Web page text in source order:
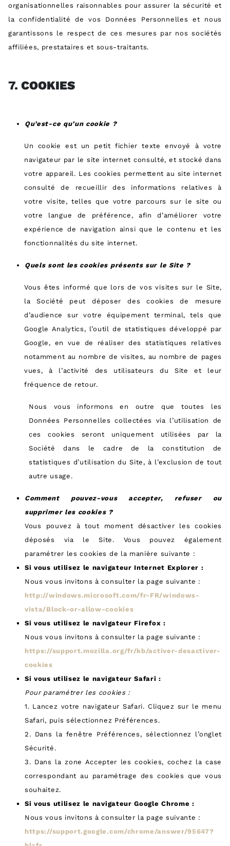
organisationnelles raisonnables pour assurer la sécurité et
la confidentialité de vos Données Personnelles et nous
garantissons le respect de ces mesures par nos sociétés
affiliées, prestataires et sous-traitants.
7. COOKIES
Qu’est-ce qu’un cookie ?
Un cookie est un petit fichier texte envoyé à votre
navigateur par le site internet consulté, et stocké dans
votre appareil. Les cookies permettent au site internet
consulté de recueillir des informations relatives à
votre visite, telles que votre parcours sur le site ou
votre langue de préférence, afin d’améliorer votre
expérience de navigation ainsi que le contenu et les
fonctionnalités du site internet.
Quels sont les cookies présents sur le Site ?
Vous êtes informé que lors de vos visites sur le Site,
la Société peut déposer des cookies de mesure
d’audience sur votre équipement terminal, tels que
Google Analytics, l’outil de statistiques développé par
Google, en vue de réaliser des statistiques relatives
notamment au nombre de visites, au nombre de pages
vues, à l’activité des utilisateurs du Site et leur
fréquence de retour.
Nous vous informons en outre que toutes les
Données Personnelles collectées via l’utilisation de
ces cookies seront uniquement utilisées par la
Société dans le cadre de la constitution de
statistiques d’utilisation du Site, à l’exclusion de tout
autre usage.
Comment pouvez-vous accepter, refuser ou
supprimer les cookies ?
Vous pouvez à tout moment désactiver les cookies
déposés via le Site. Vous pouvez également
paramétrer les cookies de la manière suivante :
Si vous utilisez le navigateur Internet Explorer :
Nous vous invitons à consulter la page suivante :
http://windows.microsoft.com/fr-FR/windows-
vista/Block-or-allow-cookies
Si vous utilisez le navigateur Firefox :
Nous vous invitons à consulter la page suivante :
https://support.mozilla.org/fr/kb/activer-desactiver-
cookies
Si vous utilisez le navigateur Safari :
Pour paramétrer les cookies :
1. Lancez votre navigateur Safari. Cliquez sur le menu
Safari, puis sélectionnez Préférences.
2. Dans la fenêtre Préférences, sélectionnez l’onglet
Sécurité.
3. Dans la zone Accepter les cookies, cochez la case
correspondant au paramétrage des cookies que vous
souhaitez.
Si vous utilisez le navigateur Google Chrome :
Nous vous invitons à consulter la page suivante :
https://support.google.com/chrome/answer/95647?